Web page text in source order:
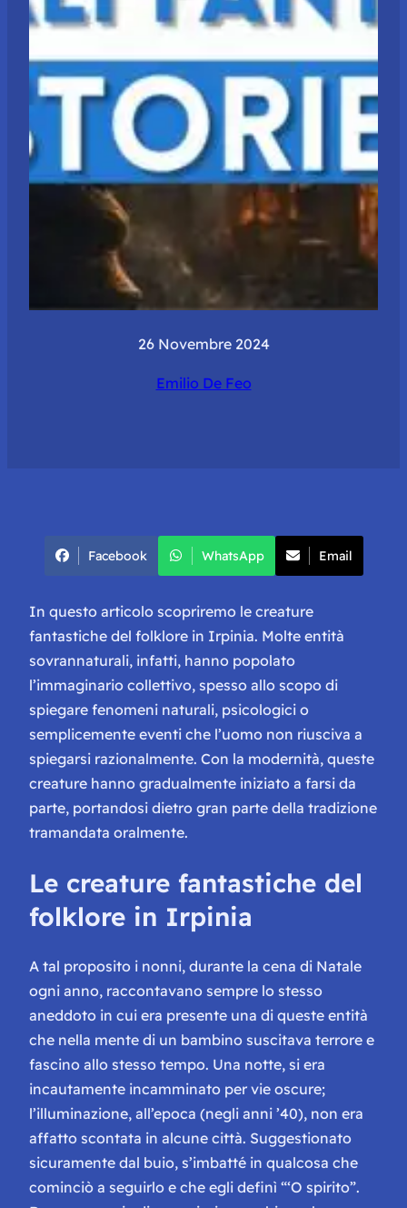
26 Novembre 2024
Emilio De Feo
Facebook WhatsApp Email
In questo articolo scopriremo le creature
fantastiche del folklore in Irpinia. Molte entità
sovrannaturali, infatti, hanno popolato
l’immaginario collettivo, spesso allo scopo di
spiegare fenomeni naturali, psicologici o
semplicemente eventi che l’uomo non riusciva a
spiegarsi razionalmente. Con la modernità, queste
creature hanno gradualmente iniziato a farsi da
parte, portandosi dietro gran parte della tradizione
tramandata oralmente.
Le creature fantastiche del
folklore in Irpinia
A tal proposito i nonni, durante la cena di Natale
ogni anno, raccontavano sempre lo stesso
aneddoto in cui era presente una di queste entità
che nella mente di un bambino suscitava terrore e
fascino allo stesso tempo. Una notte, si era
incautamente incamminato per vie oscure;
l’illuminazione, all’epoca (negli anni ’40), non era
affatto scontata in alcune città. Suggestionato
sicuramente dal buio, s’imbatté in qualcosa che
cominciò a seguirlo e che egli definì “‘O spirito”.